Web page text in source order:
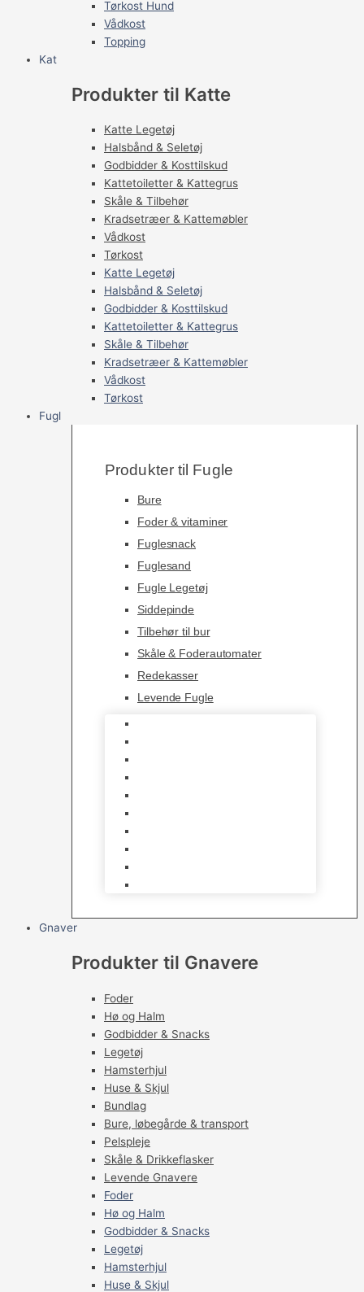
Tørkost Hund
Vådkost
Topping
Kat
Produkter til Katte
Katte Legetøj
Halsbånd & Seletøj
Godbidder & Kosttilskud
Kattetoiletter & Kattegrus
Skåle & Tilbehør
Kradsetræer & Kattemøbler
Vådkost
Tørkost
Katte Legetøj
Halsbånd & Seletøj
Godbidder & Kosttilskud
Kattetoiletter & Kattegrus
Skåle & Tilbehør
Kradsetræer & Kattemøbler
Vådkost
Tørkost
Fugl
Produkter til Fugle
Bure
Foder & vitaminer
Fuglesnack
Fuglesand
Fugle Legetøj
Siddepinde
Tilbehør til bur
Skåle & Foderautomater
Redekasser
Levende Fugle
Gnaver
Produkter til Gnavere
Foder
Hø og Halm
Godbidder & Snacks
Legetøj
Hamsterhjul
Huse & Skjul
Bundlag
Bure, løbegårde & transport
Pelspleje
Skåle & Drikkeflasker
Levende Gnavere
Foder
Hø og Halm
Godbidder & Snacks
Legetøj
Hamsterhjul
Huse & Skjul